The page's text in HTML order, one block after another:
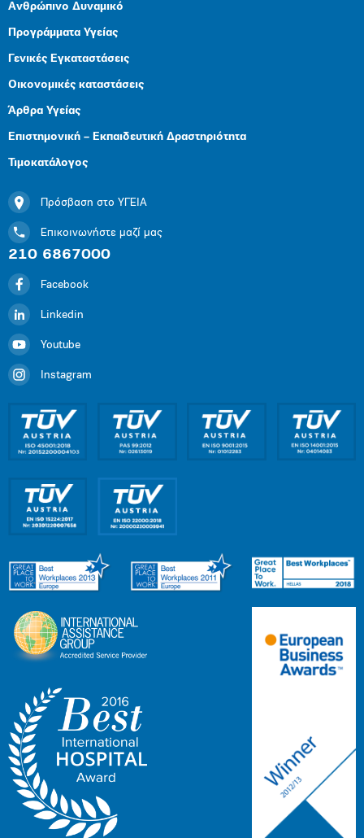
Ανθρώπινο Δυναμικό
Προγράμματα Υγείας
Γενικές Εγκαταστάσεις
Οικονομικές καταστάσεις
Άρθρα Υγείας
Επιστημονική – Εκπαιδευτική Δραστηριότητα
Τιμοκατάλογος
Πρόσβαση στο ΥΓΕΙΑ
Επικοινωνήστε μαζί μας
210 6867000
Facebook
Linkedin
Youtube
Instagram